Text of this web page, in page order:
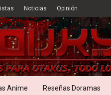
Noticias Opinión
Anime Reseñas Doramas